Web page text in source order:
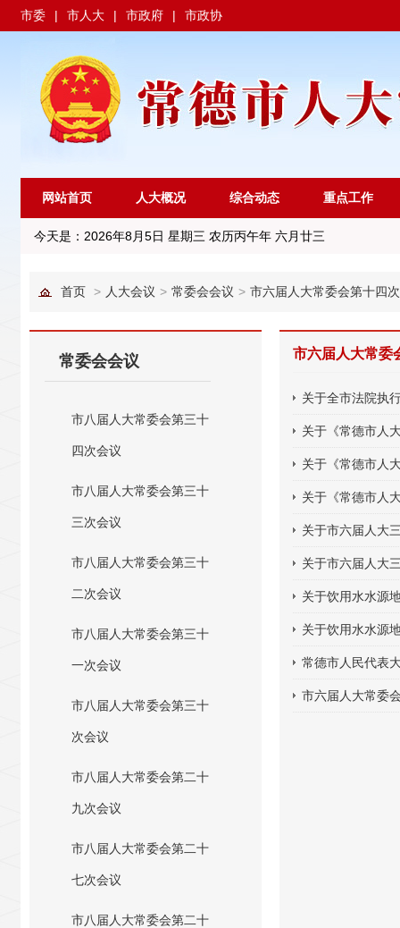
市委 | 市人大 | 市政府 | 市政协
网站首页 人大概况 综合动态 重点工作
今天是： 2026年8月5日 星期三 农历丙午年 六月廿三
首页 > 人大会议 > 常委会会议 > 市六届人大常委会第十四
常委会会议
市八届人大常委会第三十
四次会议
市八届人大常委会第三十
三次会议
市八届人大常委会第三十
二次会议
市八届人大常委会第三十
一次会议
市八届人大常委会第三十
次会议
市八届人大常委会第二十
九次会议
市八届人大常委会第二十
七次会议
市八届人大常委会第二十
市六届人大常委
关于全市法院执
关于《常德市人
关于《常德市人
关于《常德市人
关于市六届人大
关于市六届人大
关于饮用水水源
关于饮用水水源
常德市人民代表
市六届人大常委